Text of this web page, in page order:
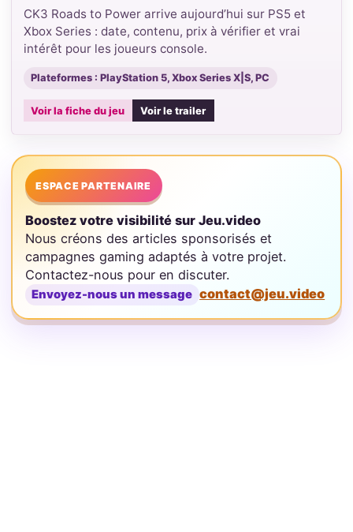
CK3 Roads to Power arrive aujourd’hui sur PS5 et
Xbox Series : date, contenu, prix à vérifier et vrai
intérêt pour les joueurs console.
Plateformes : PlayStation 5, Xbox Series X|S, PC
Voir la fiche du jeu Voir le trailer
ESPACE PARTENAIRE
Boostez votre visibilité sur Jeu.video
Nous créons des articles sponsorisés et
campagnes gaming adaptés à votre projet.
Contactez-nous pour en discuter.
Envoyez-nous un message contact@jeu.video